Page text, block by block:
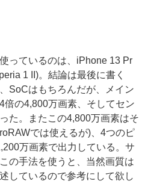
っているのは、iPhone 13 Pr
1 II)。結論は最後に書く
SoCはもちろんだが、メイン
倍の4,800万画素、そしてセン
た。またこの4,800万画素はそ
では使えるが)、4つのピ
万画素で出力している。サ
の手法を使うと、当然画質は
しているので参考にして欲し